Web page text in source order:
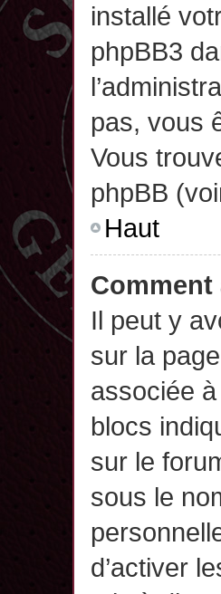
installé
phpBB3
pas, vous
Vous
phpBB
Haut
Il peut y
sur la
associée
blocs
sur le
sous le
d’activer